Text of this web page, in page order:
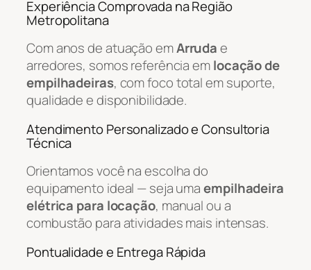
Experiência Comprovada na Região
Metropolitana
Com anos de atuação emArrudae
arredores, somos referência emlocação de
empilhadeiras, com foco total em suporte,
qualidade e disponibilidade.
Atendimento Personalizado e Consultoria
Técnica
Orientamos você na escolha do
equipamento ideal — seja umaempilhadeira
elétrica para locação, manual ou a
combustão para atividades mais intensas.
Pontualidade e Entrega Rápida